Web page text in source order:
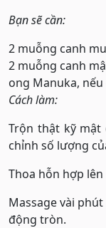
Bạn sẽ cần:
2 muỗng canh
2 muỗng canh
ong Manuka, nếu
Cách làm:
Trộn thật kỹ mật
chỉnh số lượng
Thoa hỗn hợp
Massage vài
động tròn.